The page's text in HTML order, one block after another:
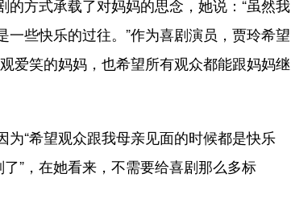
方式承载了对妈妈的思念，她说：“虽然我
些快乐的过往。”作为喜剧演员，贾玲希望
爱笑的妈妈，也希望所有观众都能跟妈妈继
“希望观众跟我母亲见面的时候都是快乐
”，在她看来，不需要给喜剧那么多标